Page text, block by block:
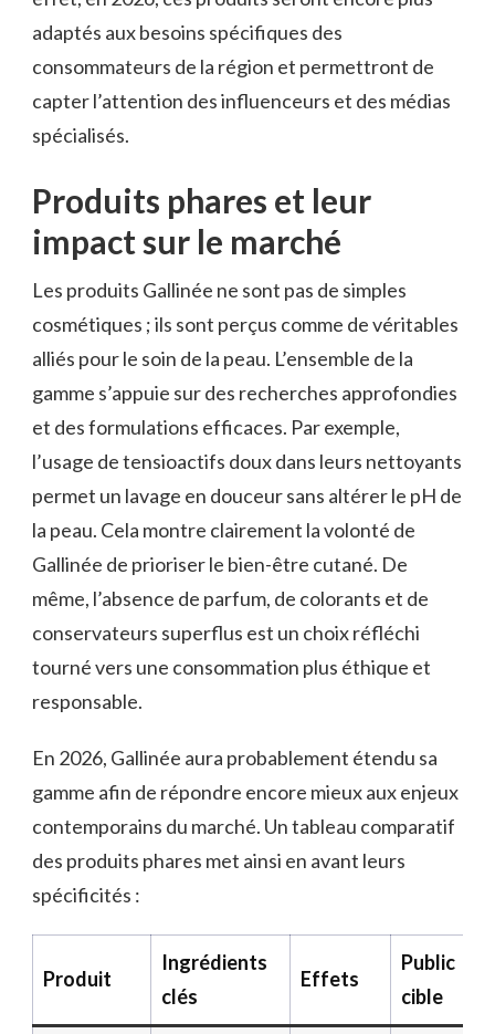
adaptés aux besoins spécifiques des
consommateurs de la région et permettront de
capter l’attention des influenceurs et des médias
spécialisés.
Produits phares et leur
impact sur le marché
Les produits Gallinée ne sont pas de simples
cosmétiques ; ils sont perçus comme de véritables
alliés pour le soin de la peau. L’ensemble de la
gamme s’appuie sur des recherches approfondies
et des formulations efficaces. Par exemple,
l’usage de tensioactifs doux dans leurs nettoyants
permet un lavage en douceur sans altérer le pH de
la peau. Cela montre clairement la volonté de
Gallinée de prioriser le bien-être cutané. De
même, l’absence de parfum, de colorants et de
conservateurs superflus est un choix réfléchi
tourné vers une consommation plus éthique et
responsable.
En 2026, Gallinée aura probablement étendu sa
gamme afin de répondre encore mieux aux enjeux
contemporains du marché. Un tableau comparatif
des produits phares met ainsi en avant leurs
spécificités :
Produit
Ingrédients
clés
Effets
Public
cible